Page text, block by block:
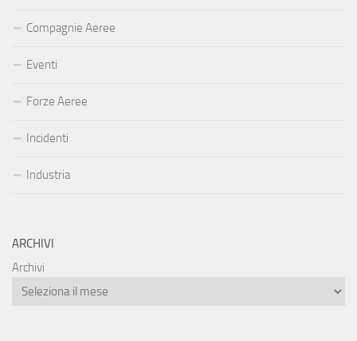
Compagnie Aeree
Eventi
Forze Aeree
Incidenti
Industria
ARCHIVI
Archivi